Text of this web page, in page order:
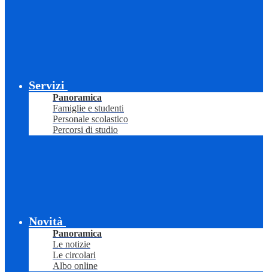
Servizi
Panoramica
Famiglie e studenti
Personale scolastico
Percorsi di studio
Novità
Panoramica
Le notizie
Le circolari
Albo online